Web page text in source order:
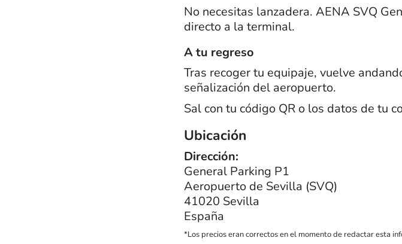
No necesitas lanzadera. AENA SVQ
directo a la terminal.
A tu regreso
Tras recoger tu equipaje, vuelve
señalización del aeropuerto.
Sal con tu código QR o los datos de tu
Ubicación
Dirección:
General Parking P1
Aeropuerto de Sevilla (SVQ)
41020 Sevilla
España
*Los precios eran correctos en el momento de redactar esta